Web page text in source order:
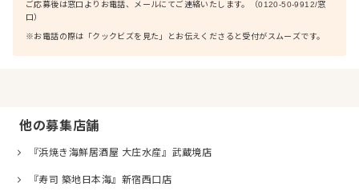
ご応募後は窓口よりお電話、メールにてご連絡いたします。（0120-50-9912/窓
口）
※お電話の際は「クックビズを見た」とお伝えくださると受付がスムーズです。
他の募集店舗
『浜焼き海鮮居酒屋 大庄水産』武蔵境店
『寿司 築地日本海』新宿西口店